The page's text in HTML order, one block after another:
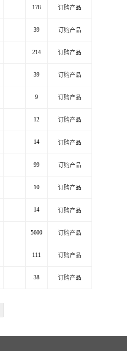
178 订购产品
39 订购产品
214 订购产品
39 订购产品
9 订购产品
12 订购产品
14 订购产品
99 订购产品
10 订购产品
14 订购产品
5600 订购产品
111 订购产品
38 订购产品